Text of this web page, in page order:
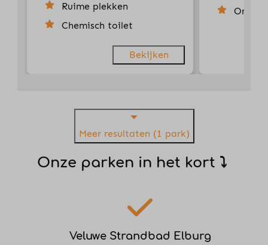
Ruime plekken
Chemisch toilet
Bekijken
Meer resultaten (1 park)
Onze parken in het kort ⤵
Veluwe Strandbad Elburg